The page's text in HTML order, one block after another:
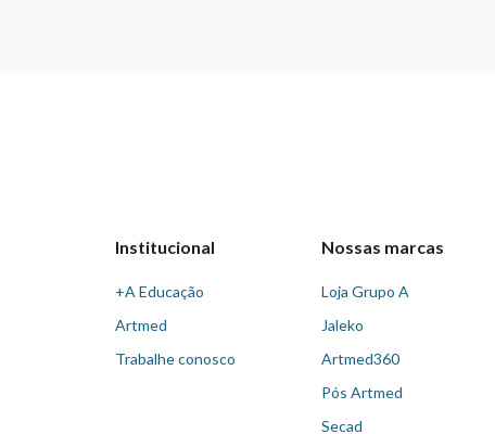
Institucional
+A Educação
Artmed
Trabalhe conosco
Nossas marcas
Loja Grupo A
Jaleko
Artmed360
Pós Artmed
Secad